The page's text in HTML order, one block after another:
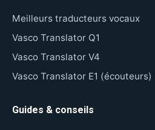
Meilleurs traducteurs vocaux
Vasco Translator Q1
Vasco Translator V4
Vasco Translator E1 (écouteurs)
Guides & conseils